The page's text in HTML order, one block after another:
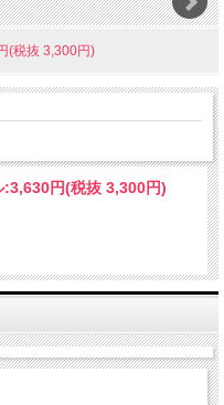
(税抜 3,300円)
:3,630円(税抜 3,300円)